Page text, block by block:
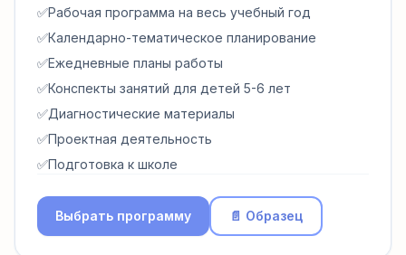
✅Рабочая программа на весь учебный год
✅Календарно-тематическое планирование
✅Ежедневные планы работы
✅Конспекты занятий для детей 5-6 лет
✅Диагностические материалы
✅Проектная деятельность
✅Подготовка к школе
Выбрать программу 📄 Образец